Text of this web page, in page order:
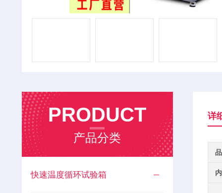
PRODUCT
产品分类
快速温度循环试验箱
详